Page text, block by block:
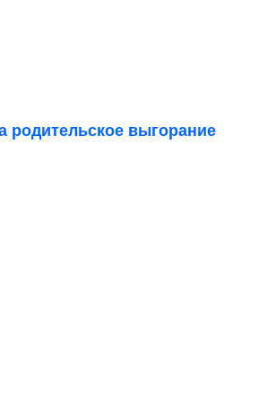
родительское выгорание